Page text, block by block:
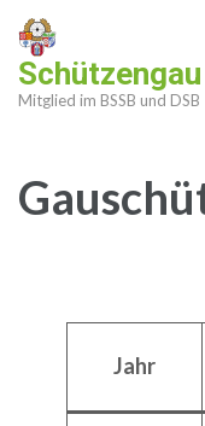
Zum
Inhalt
springen
(Enter
Mitglied im BSSB und DSB
Jahr